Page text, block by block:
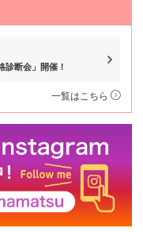
診断会」開催！
一覧はこちら